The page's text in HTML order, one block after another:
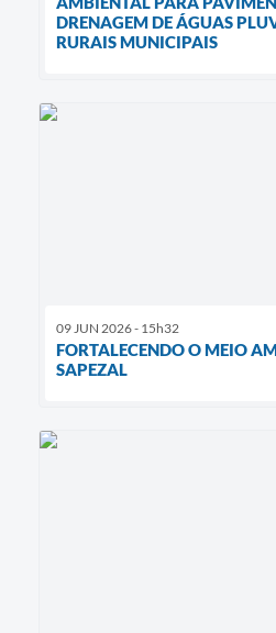
DRENAGEM DE ÁGUAS
RURAIS MUNICIPAIS
09 JUN 2026 - 15h32
FORTALECENDO O MEIO
SAPEZAL